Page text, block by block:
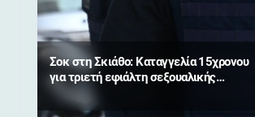
Σοκ στη Σκιάθο: Καταγγελία 15χρονου
για τριετή εφιάλτη σεξουαλικής
κακοποίησης και εκβιασμών από
17χρονο